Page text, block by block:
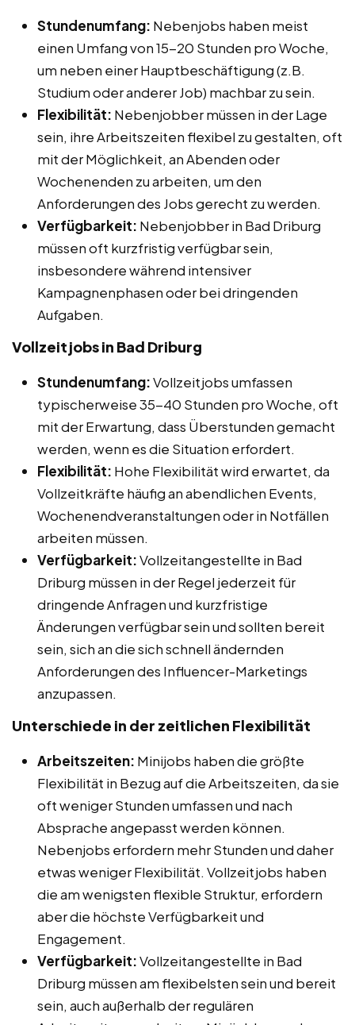
Stundenumfang: Nebenjobs haben meist
einen Umfang von 15-20 Stunden pro Woche,
um neben einer Hauptbeschäftigung (z.B.
Studium oder anderer Job) machbar zu sein.
Flexibilität: Nebenjobber müssen in der Lage
sein, ihre Arbeitszeiten flexibel zu gestalten, oft
mit der Möglichkeit, an Abenden oder
Wochenenden zu arbeiten, um den
Anforderungen des Jobs gerecht zu werden.
Verfügbarkeit: Nebenjobber in Bad Driburg
müssen oft kurzfristig verfügbar sein,
insbesondere während intensiver
Kampagnenphasen oder bei dringenden
Aufgaben.
Vollzeitjobs in Bad Driburg
Stundenumfang:Vollzeitjobs umfassen
typischerweise 35-40 Stunden pro Woche, oft
mit der Erwartung, dass Überstunden gemacht
werden, wenn es die Situation erfordert.
Flexibilität: Hohe Flexibilität wird erwartet, da
Vollzeitkräfte häufig an abendlichen Events,
Wochenendveranstaltungen oder in Notfällen
arbeiten müssen.
Verfügbarkeit:Vollzeitangestellte in Bad
Driburg müssen in der Regel jederzeit für
dringende Anfragen und kurzfristige
Änderungen verfügbar sein und sollten bereit
sein, sich an die sich schnell ändernden
Anforderungen des Influencer-Marketings
anzupassen.
Unterschiede in der zeitlichen Flexibilität
Arbeitszeiten: Minijobs haben die größte
Flexibilität in Bezug auf die Arbeitszeiten, da sie
oft weniger Stunden umfassen und nach
Absprache angepasst werden können.
Nebenjobs erfordern mehr Stunden und daher
etwas weniger Flexibilität. Vollzeitjobs haben
die am wenigsten flexible Struktur, erfordern
aber die höchste Verfügbarkeit und
Engagement.
Verfügbarkeit:Vollzeitangestellte in Bad
Driburg müssen am flexibelsten sein und bereit
sein, auch außerhalb der regulären